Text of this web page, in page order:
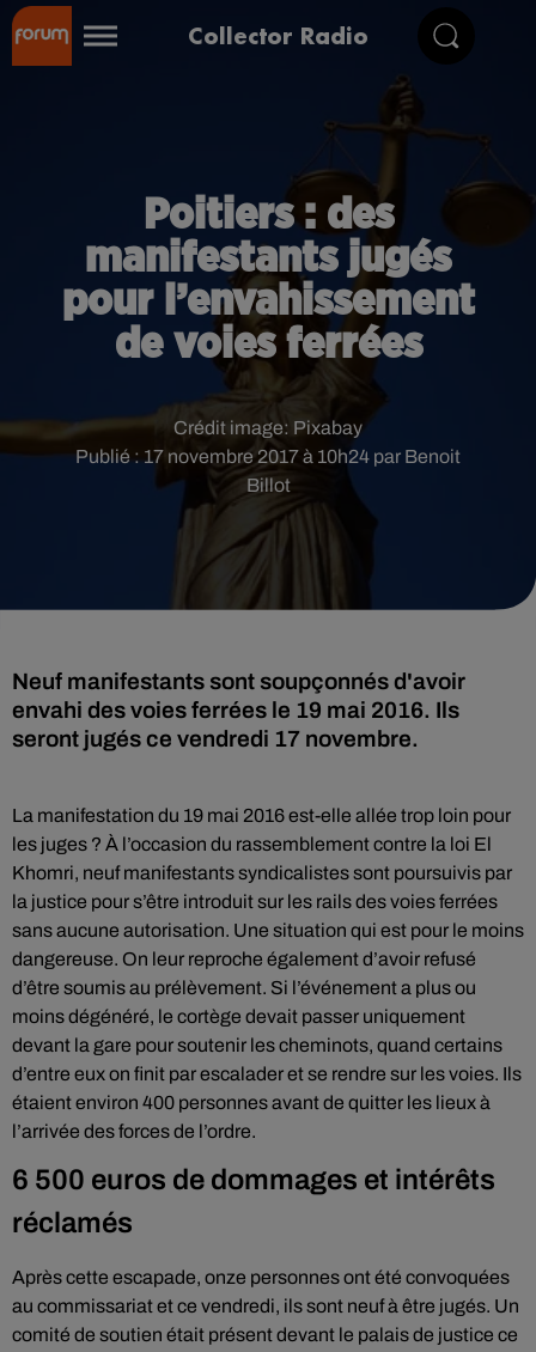
Collector Radio
Poitiers : des
manifestants jugés
pour l’envahissement
de voies ferrées
Publié : 17 novembre 2017 à 10h24 par Benoit
Billot
Crédit image: Pixabay
Neuf manifestants sont soupçonnés d'avoir
envahi des voies ferrées le 19 mai 2016. Ils
seront jugés ce vendredi 17 novembre.
La manifestation du 19 mai 2016 est-elle allée trop loin pour
les juges ? À l’occasion du rassemblement contre la loi El
Khomri, neuf manifestants syndicalistes sont poursuivis par
la justice pour s’être introduit sur les rails des voies ferrées
sans aucune autorisation. Une situation qui est pour le moins
dangereuse. On leur reproche également d’avoir refusé
d’être soumis au prélèvement. Si l’événement a plus ou
moins dégénéré, le cortège devait passer uniquement
devant la gare pour soutenir les cheminots, quand certains
d’entre eux on finit par escalader et se rendre sur les voies. Ils
étaient environ 400 personnes avant de quitter les lieux à
l’arrivée des forces de l’ordre.
6 500 euros de dommages et intérêts
réclamés
Après cette escapade, onze personnes ont été convoquées
au commissariat et ce vendredi, ils sont neuf à être jugés. Un
comité de soutien était présent devant le palais de justice ce